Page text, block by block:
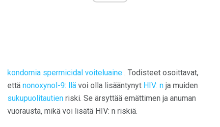
kondomia spermicidal voiteluaine . Todisteet osoittavat,
että nonoxynol-9: llä voi olla lisääntynyt HIV: n ja muiden
sukupuolitautien riski. Se ärsyttää emättimen ja anuman
vuorausta, mikä voi lisätä HIV: n riskiä.